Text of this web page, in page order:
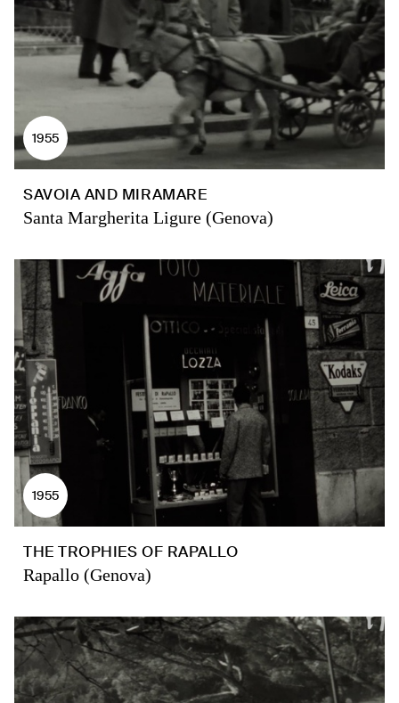
1955
SAVOIA AND MIRAMARE
Santa Margherita Ligure (Genova)
1955
THE TROPHIES OF RAPALLO
Rapallo (Genova)